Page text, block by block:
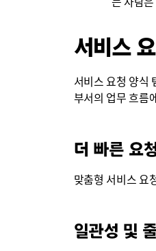
서비스
서비스 요청 양식
부서의 업무 흐름
더 빠른 요
맞춤형 서비스 요
일관성 및